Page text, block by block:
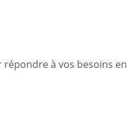
à vos besoins en